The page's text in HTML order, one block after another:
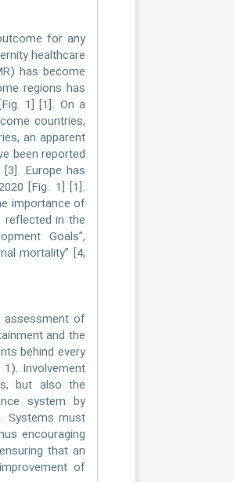
for any
healthcare
has become
regions has
1] [1]. On a
countries,
an apparent
been reported
Europe has
[Fig. 1] [1].
importance of
in the
Goals”,
mortality” [4,
assessment of
and the
behind every
Involvement
but also the
system by
Systems must
encouraging
that an
of